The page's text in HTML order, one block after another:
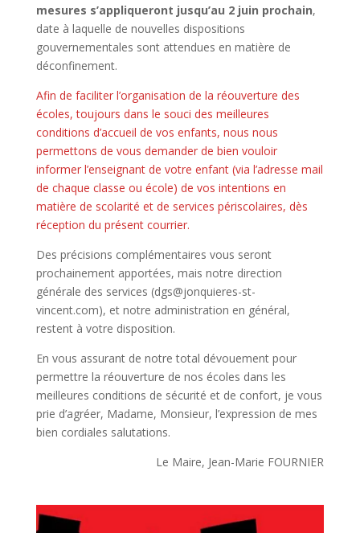
mesures s’appliqueront jusqu’au 2 juin prochain,
date à laquelle de nouvelles dispositions
gouvernementales sont attendues en matière de
déconfinement.
Afin de faciliter l’organisation de la réouverture des
écoles, toujours dans le souci des meilleures
conditions d’accueil de vos enfants, nous nous
permettons de vous demander de bien vouloir
informer l’enseignant de votre enfant (via l’adresse mail
de chaque classe ou école) de vos intentions en
matière de scolarité et de services périscolaires, dès
réception du présent courrier.
Des précisions complémentaires vous seront
prochainement apportées, mais notre direction
générale des services (dgs@jonquieres-st-
vincent.com), et notre administration en général,
restent à votre disposition.
En vous assurant de notre total dévouement pour
permettre la réouverture de nos écoles dans les
meilleures conditions de sécurité et de confort, je vous
prie d’agréer, Madame, Monsieur, l’expression de mes
bien cordiales salutations.
Le Maire, Jean-Marie FOURNIER